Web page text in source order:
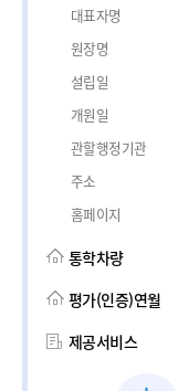
대표자명
원장명
설립일
개원일
관할행정기관
주소
홈페이지
통학차량
평가(인증)연월
제공서비스